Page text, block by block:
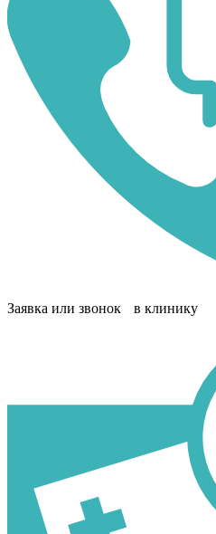
Заявка или звонок в клинику